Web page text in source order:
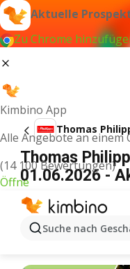
Aktuelle
Zu Chrome
Kimbino App
Alle Angebote an einem
(14 100 Bewertungen)
Öffne
Suche nach
Thomas
Thomas
01.06.2026 -